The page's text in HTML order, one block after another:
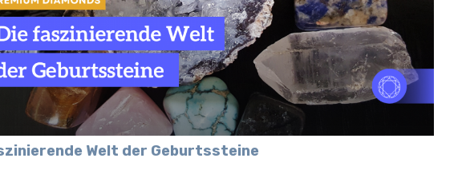
Welt der Geburtssteine